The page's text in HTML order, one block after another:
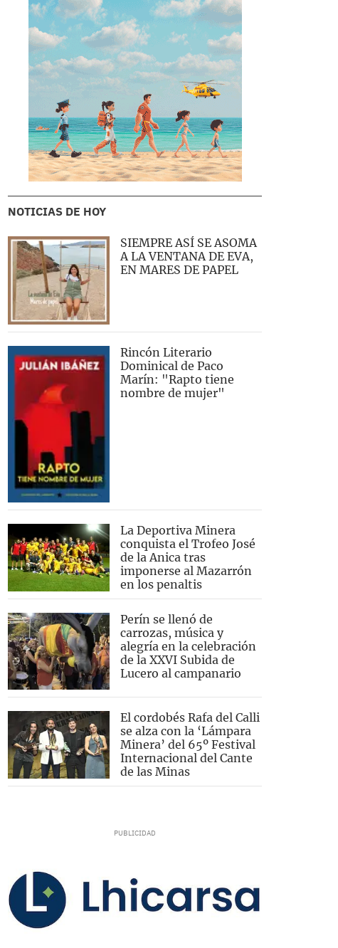
NOTICIAS DE HOY
SIEMPRE ASÍ SE ASOMA
A LA VENTANA DE EVA,
EN MARES DE PAPEL
Rincón Literario
Dominical de Paco
Marín: "Rapto tiene
nombre de mujer"
La Deportiva Minera
conquista el Trofeo José
de la Anica tras
imponerse al Mazarrón
en los penaltis
Perín se llenó de
carrozas, música y
alegría en la celebración
de la XXVI Subida de
Lucero al campanario
El cordobés Rafa del Calli
se alza con la ‘Lámpara
Minera’ del 65º Festival
Internacional del Cante
de las Minas